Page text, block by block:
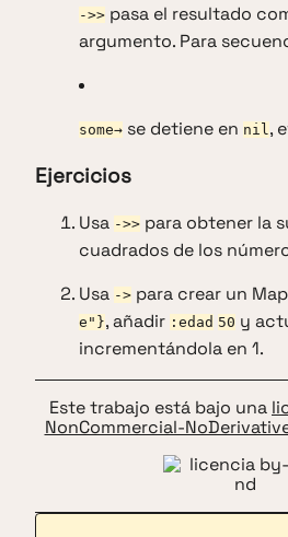
->> pasa el resultado
argumento. Para
some→ se detiene en nil ,
Ejercicios
Usa ->> para obtener la
cuadrados de los
Usa -> para crear un Map
e"}, añadir :edad 50 y
incrementándola en 1.
Este trabajo está bajo una
NonCommercial-